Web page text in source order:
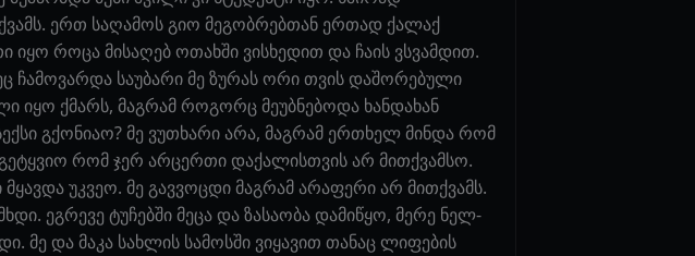
ერთ საღამოს გიო მეგობრებთან ერთად ქალაქ
იყო როცა მისაღებ ოთახში ვისხედით და ჩაის ვსვამდით.
ჩამოვარდა საუბარი მე ზურას ორი თვის დაშორებული
იყო ქმარს, მაგრამ როგორც მეუბნებოდა ხანდახან
გქონიაო? მე ვუთხარი არა, მაგრამ ერთხელ მინდა რომ
რომ ჯერ არცერთი დაქალისთვის არ მითქვამსო.
უკვეო. მე გავვოცდი მაგრამ არაფერი არ მითქვამს.
ეგრევე ტუჩებში მეცა და ზასაობა დამიწყო, მერე ნელ-
მე და მაკა სახლის სამოსში ვიყავით თანაც ლიფების